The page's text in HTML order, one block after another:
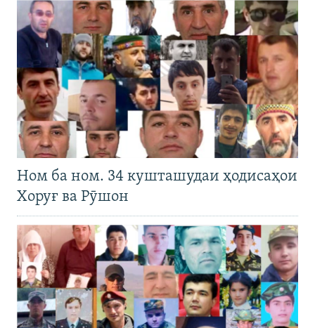
Ном ба ном. 34 кушташудаи ҳодисаҳои
Хоруғ ва Рӯшон